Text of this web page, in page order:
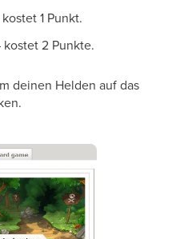
1 Punkt.
kostet 2 Punkte.
deinen Helden auf das